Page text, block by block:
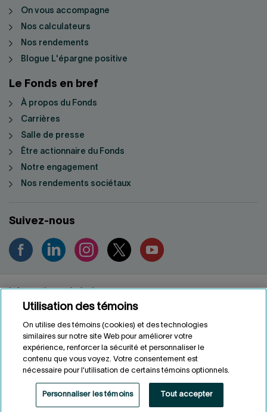
On vous accompagne
Nos calculateurs
Nos rendements
Blogue L'épargne positive
Le Fonds en bref
À propos du Fonds
Carrières
Salle de presse
Être actionnaire du Fonds
Notre engagement
Nos rendements sociétaux
Suivez-nous
Informations générales
Renseignements personnels
Conditions d'utilisation
Accessibilité
Personnaliser les témoins
ENGLISH Fonds de solidarité FTQ
Utilisation des témoins
On utilise des témoins (cookies) et des technologies
similaires sur notre site Web pour améliorer votre
expérience, renforcer la sécurité et personnaliser le
contenu que vous voyez. Votre consentement est
nécessaire pour l'utilisation de certains témoins optionnels.
Personnaliser les témoins Tout accepter